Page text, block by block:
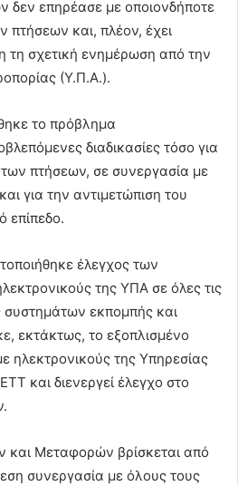
δεν επηρέασε με οποιονδήποτε
πτήσεων και, πλέον, έχει
τη σχετική ενημέρωση από την
(Υ.Π.Α.).
το πρόβλημα
διαδικασίες τόσο για
πτήσεων, σε συνεργασία με
για την αντιμετώπιση του
επίπεδο.
έλεγχος των
της ΥΠΑ σε όλες τις
συστημάτων εκπομπής και
εκτάκτως, το εξοπλισμένο
της Υπηρεσίας
και διενεργεί έλεγχο στο
και Μεταφορών βρίσκεται από
συνεργασία με όλους τους